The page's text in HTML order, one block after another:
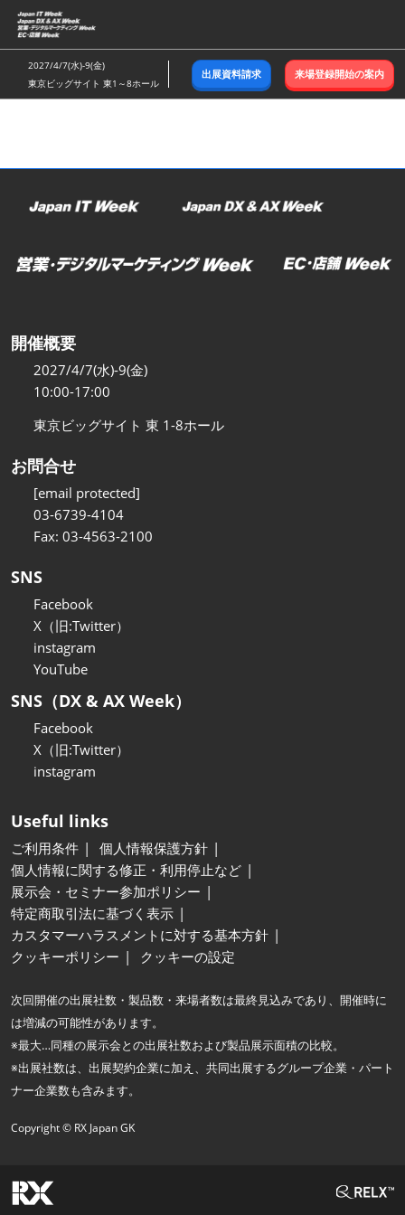
ス
キ
ッ
し
む
2027/4/7(水)-9(金)
東京ビッグサイト 東1～8ホール
出展資料請求 来場登録開始の案内
開催概要
2027/4/7(水)-9(金)
10:00-17:00
東京ビッグサイト 東 1-8ホール
お問合せ
[email protected]
03-6739-4104
Fax: 03-4563-2100
SNS
Facebook
X（旧:Twitter）
instagram
YouTube
SNS（DX & AX Week）
Facebook
X（旧:Twitter）
instagram
Useful links
ご利用条件
個人情報保護方針
個人情報に関する修正・利用停止など
展示会・セミナー参加ポリシー
特定商取引法に基づく表示
カスタマーハラスメントに対する基本方針
クッキーポリシー
クッキーの設定
次回開催の出展社数・製品数・来場者数は最終見込みであり、開催時に
は増減の可能性があります。
※最大…同種の展示会との出展社数および製品展示面積の比較。
※出展社数は、出展契約企業に加え、共同出展するグループ企業・パート
ナー企業数も含みます。
Copyright © RX Japan GK